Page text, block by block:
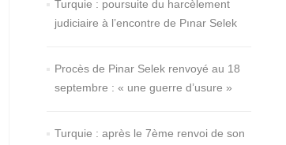
Turquie : poursuite du harcèlement
judiciaire à l’encontre de Pınar Selek
Procès de Pinar Selek renvoyé au 18
septembre : « une guerre d’usure »
Turquie : après le 7ème renvoi de son